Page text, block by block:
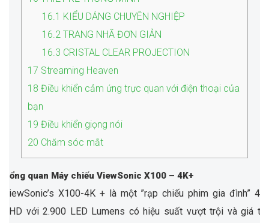
16.1 KIỂU DÁNG CHUYÊN NGHIỆP
16.2 TRANG NHÃ ĐƠN GIẢN
16.3 CRISTAL CLEAR PROJECTION
17 Streaming Heaven
18 Điều khiển cảm ứng trực quan với điện thoại của
bạn
19 Điều khiển giọng nói
20 Chăm sóc mắt
Tổng quan Máy chiếu ViewSonic X100 – 4K+
ViewSonic’s X100-4K + là một ”rạp chiếu phim gia đình” 4K
UHD với 2.900 LED Lumens có hiệu suất vượt trội và giá trị